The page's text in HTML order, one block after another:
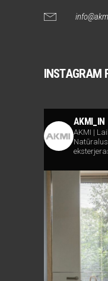
INSTAGRAM
AKMI_IN
AKMI |